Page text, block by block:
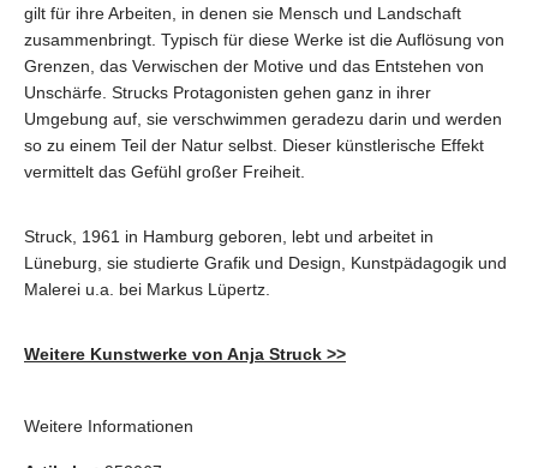
gilt für ihre Arbeiten, in denen sie Mensch und Landschaft
zusammenbringt. Typisch für diese Werke ist die Auflösung von
Grenzen, das Verwischen der Motive und das Entstehen von
Unschärfe. Strucks Protagonisten gehen ganz in ihrer
Umgebung auf, sie verschwimmen geradezu darin und werden
so zu einem Teil der Natur selbst. Dieser künstlerische Effekt
vermittelt das Gefühl großer Freiheit.
Struck, 1961 in Hamburg geboren, lebt und arbeitet in
Lüneburg, sie studierte Grafik und Design, Kunstpädagogik und
Malerei u.a. bei Markus Lüpertz.
Weitere Kunstwerke von Anja Struck >>
Weitere Informationen